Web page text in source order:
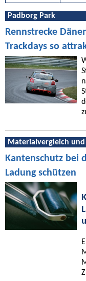
Padborg Park
Rennstrecke
Trackdays so
Materialvergleich und
Kantenschutz bei
Ladung schützen